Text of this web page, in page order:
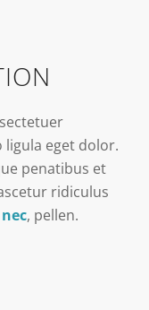
ligula eget dolor.
penatibus et
ridiculus
, pellen.